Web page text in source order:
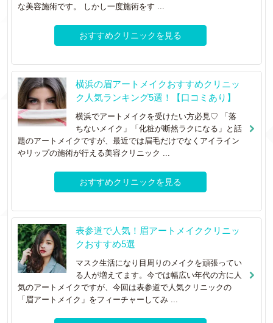
な美容施術です。 しかし一度施術をす ...
おすすめクリニックを見る
横浜の眉アートメイクおすすめクリニッ
ク人気ランキング5選！【口コミあり】
横浜でアートメイクを受けたい方必見♡ 「落
ちないメイク」「化粧が断然ラクになる」と話
題のアートメイクですが、最近では眉毛だけでなくアイライン
やリップの施術が行える美容クリニック ...
おすすめクリニックを見る
表参道で人気！眉アートメイククリニッ
クおすすめ5選
マスク生活になり目周りのメイクを頑張ってい
る人が増えてます。今では幅広い年代の方に人
気のアートメイクですが、今回は表参道で人気クリニックの
「眉アートメイク」をフィーチャーしてみ ...